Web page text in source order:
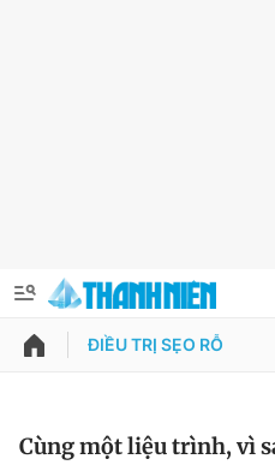
QUẢNG CÁO ĐẶT BÁO
Thông tin tài khoản
ĐIỀU TRỊ SẸO RỖ
Cùng một liệu trình, vì